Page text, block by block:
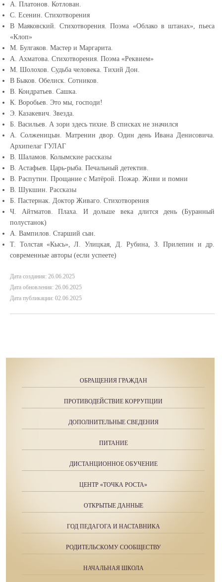
А. Платонов. Котлован.
С. Есенин. Стихотворения
В Маяковский. Стихотворения. Поэма «Облако в штанах», пьеса
«Клоп»
М. Булгаков. Мастер и Маргарита.
А. Ахматова. Стихотворения. Поэма «Реквием»
М. Шолохов. Судьба человека. Тихий Дон.
В Быков. Обелиск. Сотников.
В. Кондратьев. Сашка.
К. Воробьев. Это мы, господи!
Э. Казакевич. Звезда.
Б. Васильев. А зори здесь тихие. В списках не значился
А. Солженицын. Матренин двор. Один день Ивана Денисовича.
Архипелаг ГУЛАГ
В. Шаламов. Колымские рассказы
В. Астафьев. Царь-рыба. Печальный детектив.
В. Распутин. Прощание с Матёрой. Пожар. Живи и помни
В. Шукшин. Рассказы
Б. Пастернак. Доктор Живаго. Стихотворения
Ч. Айтматов. Плаха. И дольше века длится день (Буранный
полустанок)
А. Вампилов. Старший сын.
Т. Толстая «Кысь», Л. Улицкая, Д. Рубина, З. Прилепин и др.
современные авторы (если успеете)
Дата создания: 26.06.2025
Дата обновления: 26.06.2025
Дата публикации: 02.06.2025
ОБРАЩЕНИЯ ГРАЖДАН
ПРОТИВОДЕЙСТВИЕ КОРРУПЦИИ
ДОПОЛНИТЕЛЬНЫЕ СВЕДЕНИЯ
ПИТАНИЕ
ДИСТАНЦИОННОЕ ОБУЧЕНИЕ
ЦЕНТР «ТОЧКА РОСТА»
ОТКРЫТЫЕ ДАННЫЕ
ГОД ПЕДАГОГА И НАСТАВНИКА
РОДИТЕЛЬСКОМУ СООБЩЕСТВУ
НАЧАЛЬНАЯ ШКОЛА